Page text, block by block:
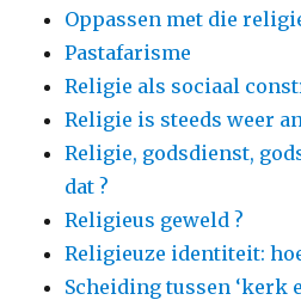
Oppassen met die
Pastafarisme
Religie als sociaal
Religie is steeds weer
Religie, godsdienst,
dat ?
Religieus geweld ?
Religieuze identiteit:
Scheiding tussen ‘kerk